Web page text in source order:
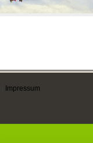
Impressum